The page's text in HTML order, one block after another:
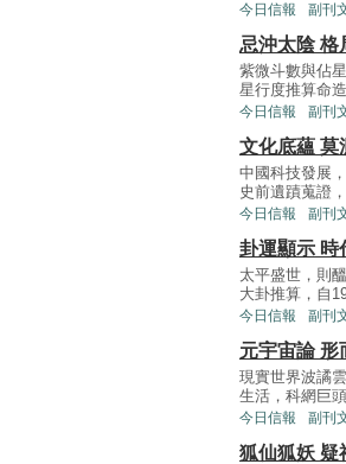
今日信報 副刊
忌沖太陰 格
紫微斗數與佔
星行度推算命
今日信報 副刊
文化底蘊 莫
中國科技發展
史前遺蹟蒐證
今日信報 副刊
卦運顯示 時
太平盛世，則
大卦推算，自
今日信報 副刊
元宇宙論 形
現實世界波譎
生活，科網巨
今日信報 副刊
狐仙狐妖 疑